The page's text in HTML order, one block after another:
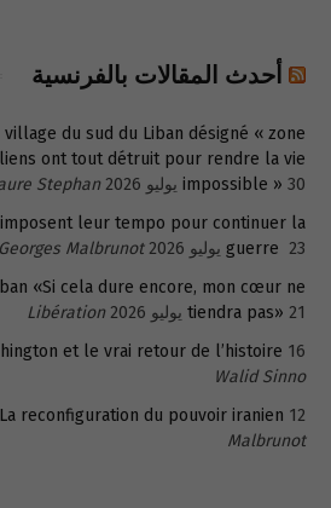
أحدث المقالات بالفرنسية
du sud du Liban désigné « zone
ont tout détruit pour rendre la vie
impossible » 30 يوليو 2026
Stephan
leur tempo pour continuer la
guerre 23 يوليو 2026
Georges Malbrunot
«Si cela dure encore, mon cœur ne
tiendra pas» 21 يوليو 2026
Libération
et le vrai retour de l’histoire 16 يوليو 2026
Walid Sinno
La reconfiguration du pouvoir iranien 12 يوليو 2026
Malbrunot